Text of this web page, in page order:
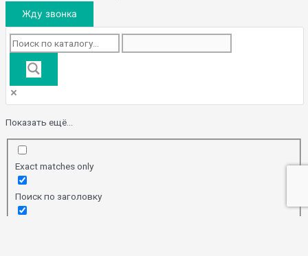
Жду звонка
Показать ещё...
Exact matches only
Поиск по заголовку